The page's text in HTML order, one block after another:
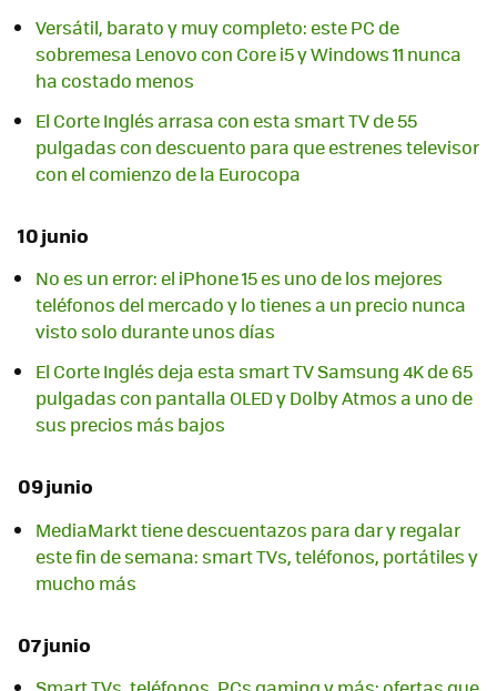
Versátil, barato y muy completo: este PC de
sobremesa Lenovo con Core i5 y Windows 11 nunca
ha costado menos
El Corte Inglés arrasa con esta smart TV de 55
pulgadas con descuento para que estrenes televisor
con el comienzo de la Eurocopa
10 junio
No es un error: el iPhone 15 es uno de los mejores
teléfonos del mercado y lo tienes a un precio nunca
visto solo durante unos días
El Corte Inglés deja esta smart TV Samsung 4K de 65
pulgadas con pantalla OLED y Dolby Atmos a uno de
sus precios más bajos
09 junio
MediaMarkt tiene descuentazos para dar y regalar
este fin de semana: smart TVs, teléfonos, portátiles y
mucho más
07 junio